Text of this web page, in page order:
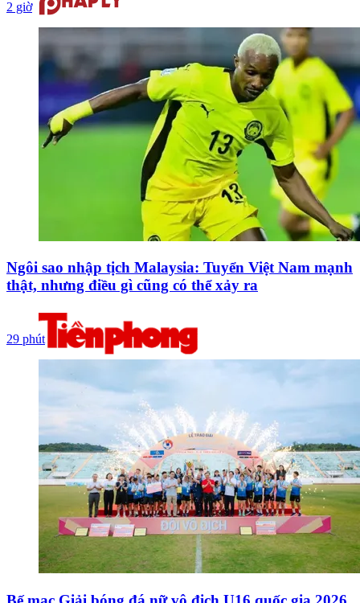
2 giờ
Ngôi sao nhập tịch Malaysia: Tuyển Việt Nam mạnh
thật, nhưng điều gì cũng có thể xảy ra
29 phút